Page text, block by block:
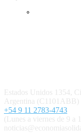
Estados Unidos 1354,
Argentina (C1101ABB)
+54 9 11 2783-4743
(Lunes a viernes de 9 a